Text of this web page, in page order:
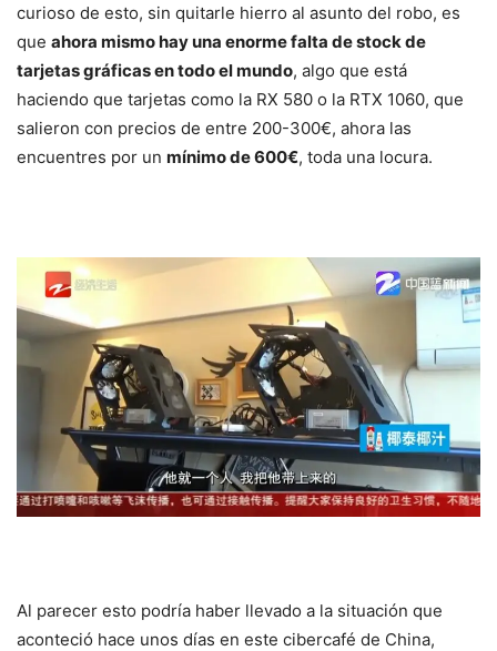
curioso de esto, sin quitarle hierro al asunto del robo, es
que ahora mismo hay una enorme falta de stock de
tarjetas gráficas en todo el mundo, algo que está
haciendo que tarjetas como la RX 580 o la RTX 1060, que
salieron con precios de entre 200-300€, ahora las
encuentres por un mínimo de 600€, toda una locura.
Al parecer esto podría haber llevado a la situación que
aconteció hace unos días en este cibercafé de China,